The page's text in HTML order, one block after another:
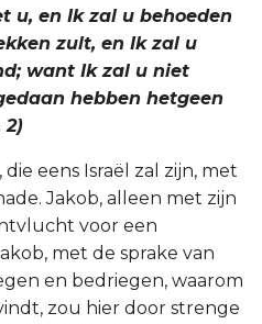
u, en Ik zal u behoeden
zult, en Ik zal u
want Ik zal u niet
hebben hetgeen
2)
eens Israël zal zijn, met
Jakob, alleen met zijn
voor een
met de sprake van
en bedriegen, waarom
zou hier door strenge